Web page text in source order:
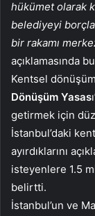
hükümet olarak
belediyeyi
bir rakamı
açıklamasında
Kentsel
Dönüşüm Yasas
getirmek için
İstanbul’daki
ayırdıklarını
isteyenlere 1.5
belirtti.
İstanbul’un ve